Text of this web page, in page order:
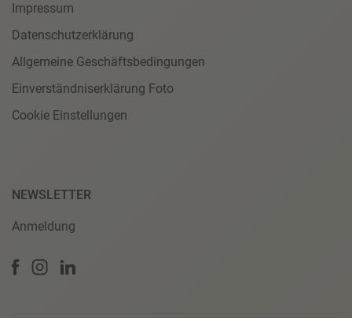
Impressum
Datenschutzerklärung
Allgemeine Geschäftsbedingungen
Einverständniserklärung Foto
Cookie Einstellungen
NEWSLETTER
Anmeldung